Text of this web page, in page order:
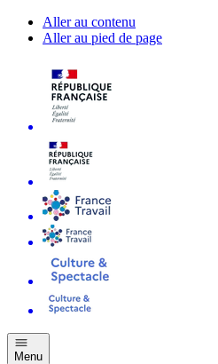
Aller au contenu
Aller au pied de page
Menu